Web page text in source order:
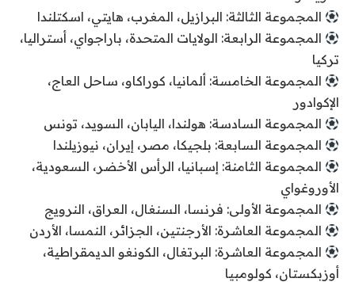
المجموعة الثالثة: البرازيل، المغرب، هايتي، اسكتلندا
المجموعة الرابعة: الولايات المتحدة، باراجواي، أستراليا،
تركيا
المجموعة الخامسة: ألمانيا، كوراكاو، ساحل العاج،
الإكوادور
المجموعة السادسة: هولندا، اليابان، السويد، تونس
المجموعة السابعة: بلجيكا، مصر، إيران، نيوزيلندا
المجموعة الثامنة: إسبانيا، الرأس الأخضر، السعودية،
الأوروغواي
المجموعة الأولى: فرنسا، السنغال، العراق، النرويج
المجموعة العاشرة: الأرجنتين، الجزائر، النمسا، الأردن
المجموعة العاشرة: البرتغال، الكونغو الديمقراطية،
أوزبكستان، كولومبيا